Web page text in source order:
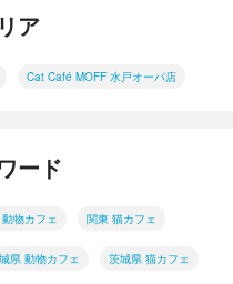
ア
Cat Café MOFF 水戸オーパ店
ード
物カフェ 関東 猫カフェ
県 動物カフェ 茨城県 猫カフェ